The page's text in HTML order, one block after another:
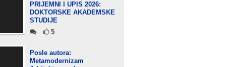
PRIJEMNI I UPIS 2026:
DOKTORSKE AKADEMSKE
STUDIJE
5
Posle autora:
Metamodernizam